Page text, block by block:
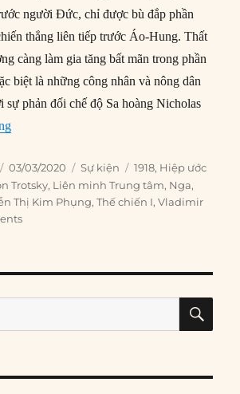
người Đức, chỉ được bù đắp phần
thắng liên tiếp trước Áo-Hung. Thất
càng làm gia tăng bất mãn trong phần
biệt là những công nhân và nông dân
sự phản đối chế độ Sa hoàng Nicholas
“03/03/1918: Ký Hiệp ước Brest-Litovsk”
Posted
on
03/03/2020 Categories
Sự kiện Tags
1918, Hiệp ước
Trotsky, Liên minh Trung tâm, Nga,
Thị Kim Phụng,Thế chiến I,Vladimir